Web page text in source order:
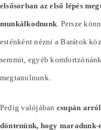
elsősorban az első lépés
munkálkodnunk . Persze
esténként nézni a Barátok
semmit, egyéb
megtanulnunk.
Pedig valójában csupán
döntenünk, hogy maradunk-